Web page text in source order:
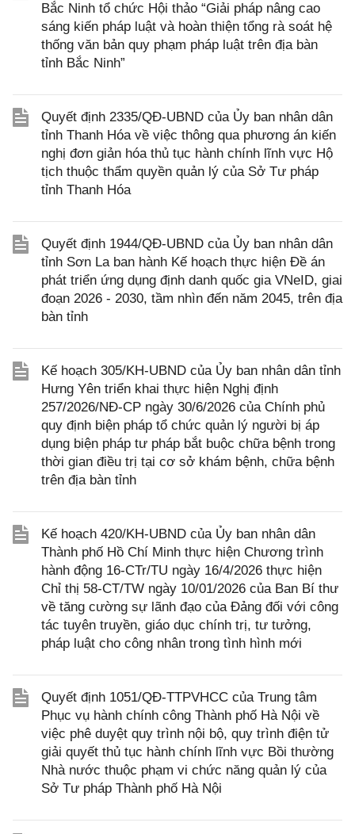
Bắc Ninh tổ chức Hội thảo “Giải pháp nâng cao
sáng kiến pháp luật và hoàn thiện tổng rà soát hệ
thống văn bản quy phạm pháp luật trên địa bàn
tỉnh Bắc Ninh”
Quyết định 2335/QĐ-UBND của Ủy ban nhân dân
tỉnh Thanh Hóa về việc thông qua phương án kiến
nghị đơn giản hóa thủ tục hành chính lĩnh vực Hộ
tịch thuộc thẩm quyền quản lý của Sở Tư pháp
tỉnh Thanh Hóa
Quyết định 1944/QĐ-UBND của Ủy ban nhân dân
tỉnh Sơn La ban hành Kế hoạch thực hiện Đề án
phát triển ứng dụng định danh quốc gia VNeID, giai
đoạn 2026 - 2030, tầm nhìn đến năm 2045, trên địa
bàn tỉnh
Kế hoạch 305/KH-UBND của Ủy ban nhân dân tỉnh
Hưng Yên triển khai thực hiện Nghị định
257/2026/NĐ-CP ngày 30/6/2026 của Chính phủ
quy định biện pháp tổ chức quản lý người bị áp
dụng biện pháp tư pháp bắt buộc chữa bệnh trong
thời gian điều trị tại cơ sở khám bệnh, chữa bệnh
trên địa bàn tỉnh
Kế hoạch 420/KH-UBND của Ủy ban nhân dân
Thành phố Hồ Chí Minh thực hiện Chương trình
hành động 16-CTr/TU ngày 16/4/2026 thực hiện
Chỉ thị 58-CT/TW ngày 10/01/2026 của Ban Bí thư
về tăng cường sự lãnh đạo của Đảng đối với công
tác tuyên truyền, giáo dục chính trị, tư tưởng,
pháp luật cho công nhân trong tình hình mới
Quyết định 1051/QĐ-TTPVHCC của Trung tâm
Phục vụ hành chính công Thành phố Hà Nội về
việc phê duyệt quy trình nội bộ, quy trình điện tử
giải quyết thủ tục hành chính lĩnh vực Bồi thường
Nhà nước thuộc phạm vi chức năng quản lý của
Sở Tư pháp Thành phố Hà Nội